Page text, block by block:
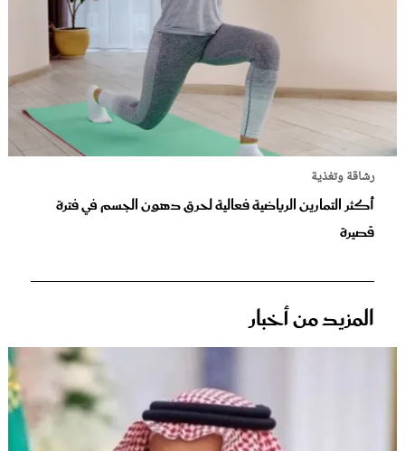
رشاقة وتغذية
أكثر التمارين الرياضية فعالية لحرق دهون الجسم في فترة
قصيرة
المزيد من أخبار